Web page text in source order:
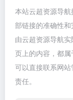
本站云超资源导
部链接的准确性
由云超资源导航
页上的内容，都属
可以直接联系网
责任。